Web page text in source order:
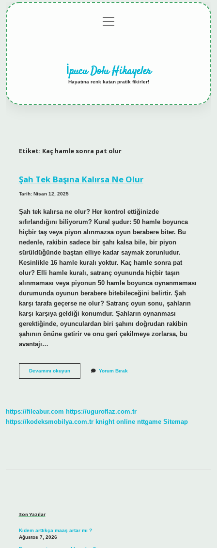
menüyü
aç
İpucu Dolu Hikayeler
Hayatına renk katan pratik fikirler!
Etiket: Kaç hamle sonra pat olur
Şah Tek Başına Kalırsa Ne Olur
Tarih: Nisan 12, 2025
Şah tek kalırsa ne olur? Her kontrol ettiğinizde
sıfırlandığını biliyorum? Kural şudur: 50 hamle boyunca
hiçbir taş veya piyon alınmazsa oyun berabere biter. Bu
nedenle, rakibin sadece bir şahı kalsa bile, bir piyon
sürüldüğünde baştan elliye kadar saymak zorunludur.
Kesinlikle 16 hamle kuralı yoktur. Kaç hamle sonra pat
olur? Elli hamle kuralı, satranç oyununda hiçbir taşın
alınmaması veya piyonun 50 hamle boyunca oynanmaması
durumunda oyunun berabere bitebileceğini belirtir. Şah
karşı tarafa geçerse ne olur? Satranç oyun sonu, şahların
karşı karşıya geldiği konumdur. Şahların oynanması
gerektiğinde, oyunculardan biri şahını doğrudan rakibin
şahının önüne getirir ve onu geri çekilmeye zorlarsa, bu
avantajı…
Devamını okuyunŞah
Yorum Bırak
https://fileabur.com https://uguroflaz.com.tr
https://kodeksmobilya.com.tr knight online nttgame Sitemap
Son Yazılar
Kıdem arttıkça maaş artar mı ?
Ağustos 7, 2026